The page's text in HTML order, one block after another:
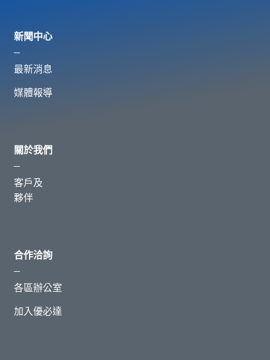
新聞中心
最新消息
媒體報導
關於我們
客戶及
夥伴
合作洽詢
各區辦公室
加入優必達